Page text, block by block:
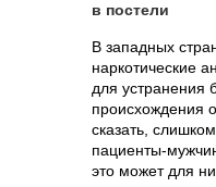
в постели
В западных
наркотические
для устранения
происхождения
сказать,
пациенты-
это может для